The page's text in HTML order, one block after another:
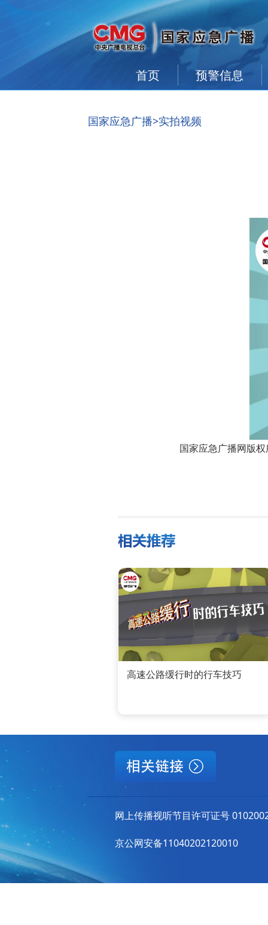
首页 预警信息
国家应急广播>实拍视频
国家应急广播网版
高速公路缓行时的行车技巧
网上传播视听节目许可证号
京公网安备11040202120010